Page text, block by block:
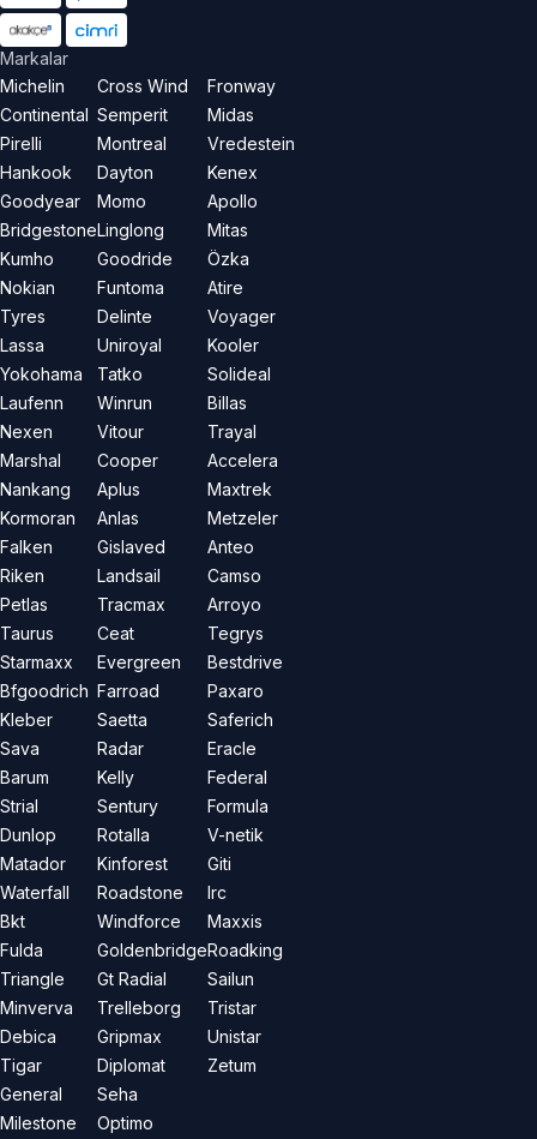
Markalar
Michelin
Continental
Pirelli
Hankook
Goodyear
Bridgestone
Kumho
Nokian
Tyres
Lassa
Yokohama
Laufenn
Nexen
Marshal
Nankang
Kormoran
Falken
Riken
Petlas
Taurus
Starmaxx
Bfgoodrich
Kleber
Sava
Barum
Strial
Dunlop
Matador
Waterfall
Bkt
Fulda
Triangle
Minverva
Debica
Tigar
General
Milestone
Cross Wind
Semperit
Montreal
Dayton
Momo
Linglong
Goodride
Funtoma
Delinte
Uniroyal
Tatko
Winrun
Vitour
Cooper
Aplus
Anlas
Gislaved
Landsail
Tracmax
Ceat
Evergreen
Farroad
Saetta
Radar
Kelly
Sentury
Rotalla
Kinforest
Roadstone
Windforce
Goldenbridge
Gt Radial
Trelleborg
Gripmax
Diplomat
Seha
Optimo
Fronway
Midas
Vredestein
Kenex
Apollo
Mitas
Özka
Atire
Voyager
Kooler
Solideal
Billas
Trayal
Accelera
Maxtrek
Metzeler
Anteo
Camso
Arroyo
Tegrys
Bestdrive
Paxaro
Saferich
Eracle
Federal
Formula
V-netik
Giti
Irc
Maxxis
Roadking
Sailun
Tristar
Unistar
Zetum